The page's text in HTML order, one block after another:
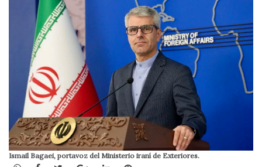
Ismail Bagaei, portavoz del Ministerio iraní de Exteriores.